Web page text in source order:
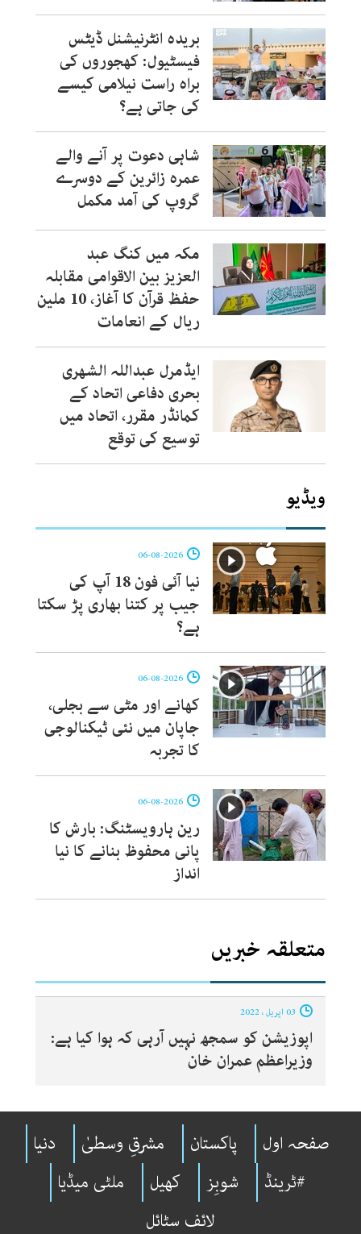
بریدہ انٹرنیشنل ڈیٹس
فیسٹیول: کھجوروں کی
براہ راست نیلامی کیسے
کی جاتی ہے؟
شاہی دعوت پر آنے والے
عمرہ زائرین کے دوسرے
گروپ کی آمد مکمل
مکہ میں کنگ عبد
العزیز بین الاقوامی مقابلہ
حفظ قرآن کا آغاز، 10 ملین
ریال کے انعامات
ایڈمرل عبداللہ الشھری
بحری دفاعی اتحاد کے
کمانڈر مقرر، اتحاد میں
توسیع کی توقع
ویڈیو
نیا آئی فون 18 آپ کی
جیب پر کتنا بھاری پڑ سکتا
ہے؟
کھانے اور مٹی سے بجلی،
جاپان میں نئی ٹیکنالوجی
کا تجربہ
رین ہارویسٹنگ: بارش کا
پانی محفوظ بنانے کا نیا
انداز
متعلقہ خبریں
اپوزیشن کو سمجھ نہیں آرہی کہ ہوا کیا ہے:
وزیراعظم عمران خان
صفحہ اول پاکستان مشرقِ وسطیٰ
دنیا
#ٹرینڈ
شوبِز کھیل
ملٹی میڈیا
لائف سٹائل